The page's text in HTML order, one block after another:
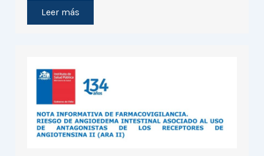
Leer más